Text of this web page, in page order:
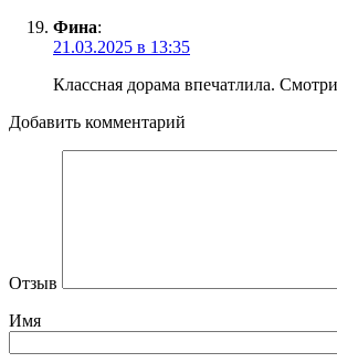
Фина:
21.03.2025 в 13:35
Классная дорама впечатлила.
Добавить комментарий
Отзыв
Имя